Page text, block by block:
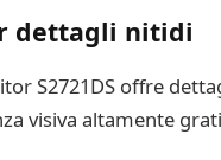
dettagli nitidi
S2721DS offre
visiva altamente